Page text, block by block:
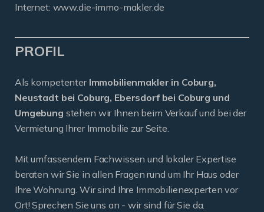
Internet: www.die-immo-makler.de
PROFIL
Als kompetenter Immobilienmakler in Coburg,
Neustadt bei Coburg, Ebersdorf bei Coburg und
Umgebung stehen wir Ihnen beim Verkauf und bei der
Vermietung Ihrer Immobilie zur Seite.
Mit umfassendem Fachwissen und lokaler Expertise
beraten wir Sie in allen Fragen rund um Ihr Haus oder
Ihre Wohnung. Wir sind Ihre Immobilienexperten vor
Ort! Sprechen Sie uns an - wir sind für Sie da.